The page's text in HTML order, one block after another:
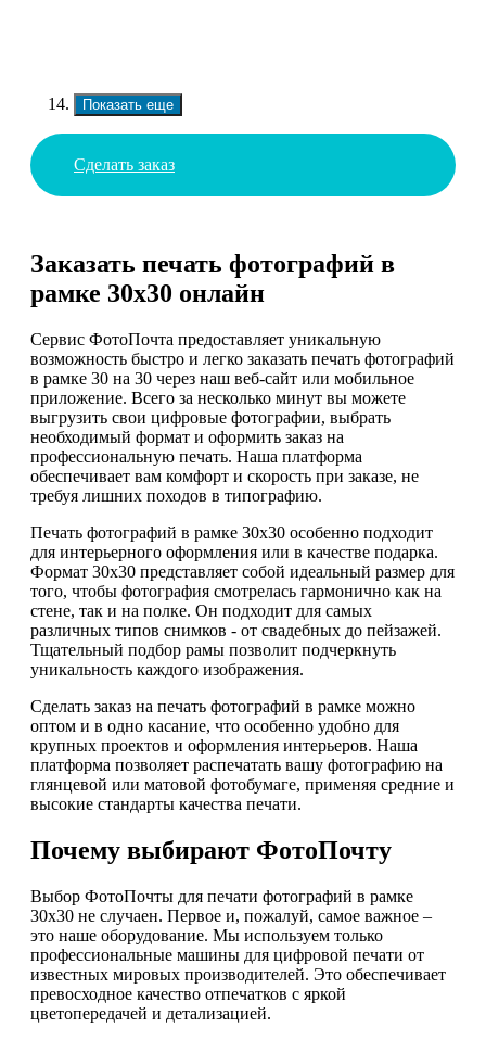
Показать еще
Сделать заказ
Заказать печать фотографий в
рамке 30х30 онлайн
Сервис ФотоПочта предоставляет уникальную
возможность быстро и легко заказать печать фотографий
в рамке 30 на 30 через наш веб-сайт или мобильное
приложение. Всего за несколько минут вы можете
выгрузить свои цифровые фотографии, выбрать
необходимый формат и оформить заказ на
профессиональную печать. Наша платформа
обеспечивает вам комфорт и скорость при заказе, не
требуя лишних походов в типографию.
Печать фотографий в рамке 30х30 особенно подходит
для интерьерного оформления или в качестве подарка.
Формат 30х30 представляет собой идеальный размер для
того, чтобы фотография смотрелась гармонично как на
стене, так и на полке. Он подходит для самых
различных типов снимков - от свадебных до пейзажей.
Тщательный подбор рамы позволит подчеркнуть
уникальность каждого изображения.
Сделать заказ на печать фотографий в рамке можно
оптом и в одно касание, что особенно удобно для
крупных проектов и оформления интерьеров. Наша
платформа позволяет распечатать вашу фотографию на
глянцевой или матовой фотобумаге, применяя средние и
высокие стандарты качества печати.
Почему выбирают ФотоПочту
Выбор ФотоПочты для печати фотографий в рамке
30х30 не случаен. Первое и, пожалуй, самое важное –
это наше оборудование. Мы используем только
профессиональные машины для цифровой печати от
известных мировых производителей. Это обеспечивает
превосходное качество отпечатков с яркой
цветопередачей и детализацией.